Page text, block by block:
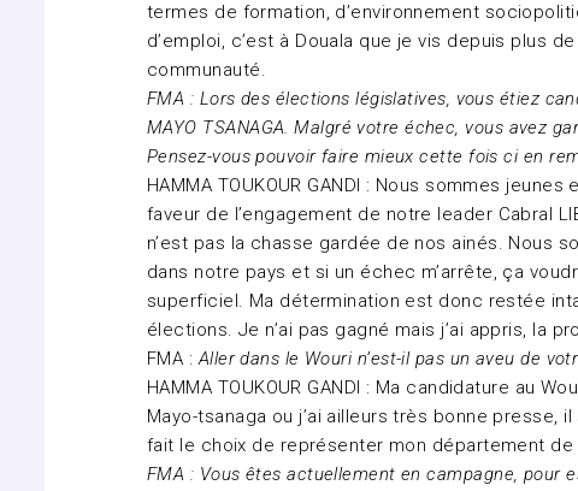
termes de formation, d’environnement
d’emploi, c’est à Douala que je vis depuis plus
communauté.
FMA : Lors des élections législatives, vous étiez
MAYO TSANAGA. Malgré votre échec, vous avez
Pensez-vous pouvoir faire mieux cette fois ci en
HAMMA TOUKOUR GANDI : Nous sommes
faveur de l’engagement de notre leader Cabral
n’est pas la chasse gardée de nos ainés. Nous
dans notre pays et si un échec m’arrête, ça
superficiel. Ma détermination est donc restée
élections. Je n’ai pas gagné mais j’ai appris, la
FMA :Aller dans le Wouri n’est-il pas un aveu de
HAMMA TOUKOUR GANDI : Ma candidature au
Mayo-tsanaga ou j’ai ailleurs très bonne presse,
fait le choix de représenter mon département de
FMA : Vous êtes actuellement en campagne, pour